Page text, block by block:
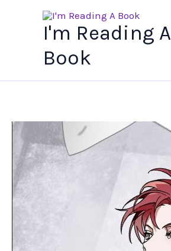
I'm Reading A
Book